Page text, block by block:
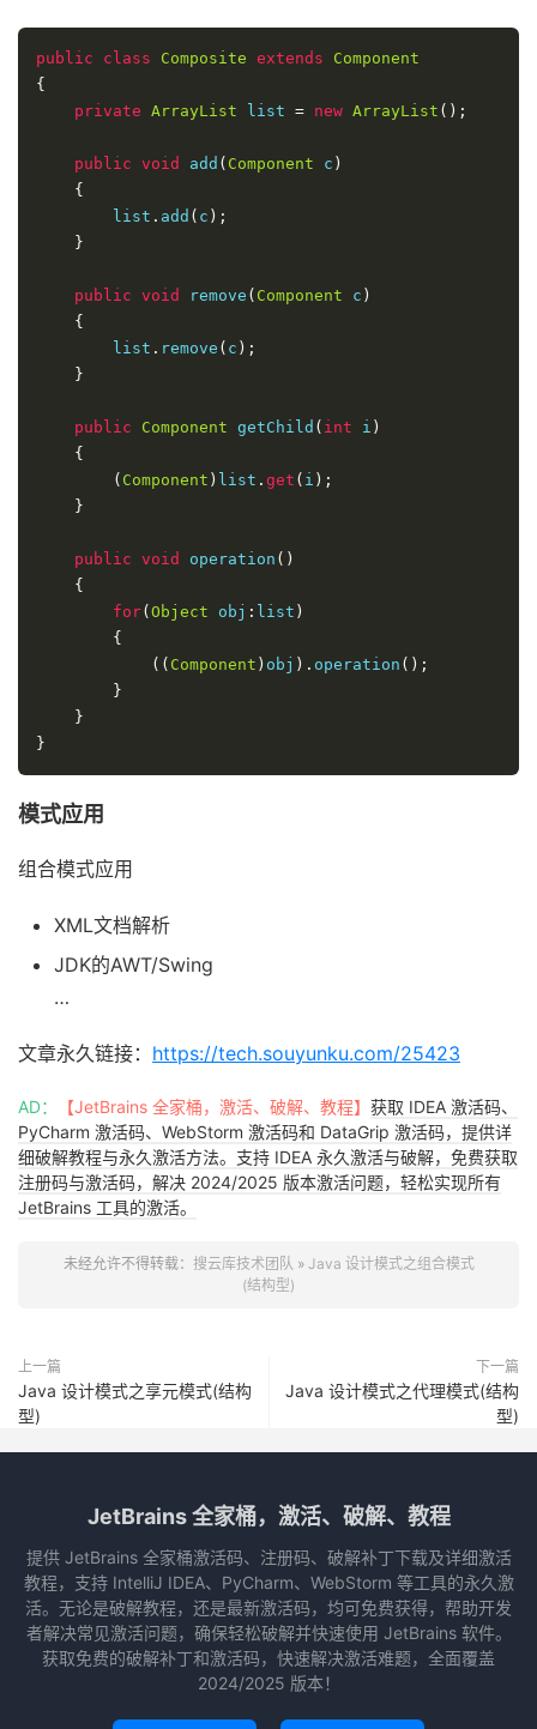
public class Composite extends
Component
{
private ArrayList list = new ArrayList ();
public void add ( Component c )
{
        list
. add ( c );
}
public void remove ( Component c )
{
        list
. remove ( c );
}
public Component getChild ( int i )
{
( Component ) list . get ( i );
}
public void operation ()
{
for( Object obj : list )
{
(( Component ) obj ). operation ();
}
}
}
模式应用
组合模式应用
XML文档解析
JDK的AWT/Swing
…
文章永久链接： https://tech.souyunku.com/25423
AD： 【JetBrains 全家桶，激活、破解、教程】 获取 IDEA 激活码、
PyCharm 激活码、WebStorm 激活码和 DataGrip 激活码，提供详
细破解教程与永久激活方法。支持 IDEA 永久激活与破解，免费获取
注册码与激活码，解决 2024/2025 版本激活问题，轻松实现所有
JetBrains 工具的激活。
未经允许不得转载： 搜云库技术团队 » Java 设计模式之组合模式
(结构型)
上一篇
Java 设计模式之享元模式(结构
型)
下一篇
Java 设计模式之代理模式(结构
型)
JetBrains 全家桶，激活、破解、教程
提供 JetBrains 全家桶激活码、注册码、破解补丁下载及详细激活
教程，支持 IntelliJ IDEA、PyCharm、WebStorm 等工具的永久激
活。无论是破解教程，还是最新激活码，均可免费获得，帮助开发
者解决常见激活问题，确保轻松破解并快速使用 JetBrains 软件。
获取免费的破解补丁和激活码，快速解决激活难题，全面覆盖
2024/2025 版本！